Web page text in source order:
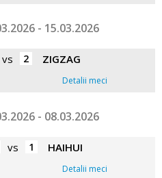
- 15.03.2026
vs 2 ZIGZAG
Detalii meci
- 08.03.2026
vs 1 HAIHUI
Detalii meci